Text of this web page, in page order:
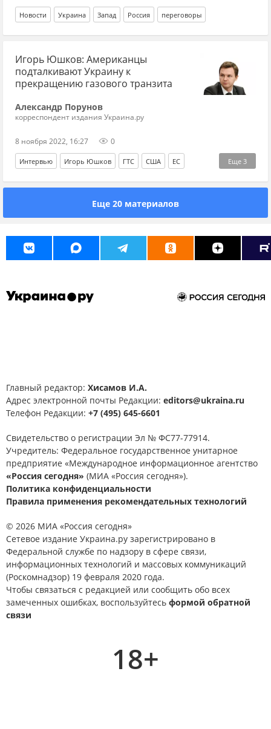
Новости Украина Запад Россия переговоры
Игорь Юшков: Американцы
подталкивают Украину к
прекращению газового транзита
Александр Порунов
корреспондент издания Украина.ру
8 ноября 2022, 16:27 0
Еще 3
Интервью Игорь Юшков ГТС США ЕС
Украина энергокризис Россия
Еще 20 материалов
Главный редактор: Хисамов И.А.
Адрес электронной почты Редакции: editors@ukraina.ru
Телефон Редакции: +7 (495) 645-6601
Свидетельство о регистрации Эл № ФС77-77914.
Учредитель: Федеральное государственное унитарное
предприятие «Международное информационное агентство
«Россия сегодня» (МИА «Россия сегодня»).
Политика конфиденциальности
Правила применения рекомендательных технологий
© 2026 МИА «Россия сегодня»
Сетевое издание Украина.ру зарегистрировано в
Федеральной службе по надзору в сфере связи,
информационных технологий и массовых коммуникаций
(Роскомнадзор) 19 февраля 2020 года.
Чтобы связаться с редакцией или сообщить обо всех
замеченных ошибках, воспользуйтесь формой обратной
связи
18+